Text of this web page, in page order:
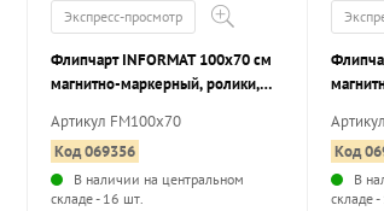
Экспресс-просмотр
Флипчарт INFORMAT 100х70 см
магнитно-маркерный, ролики,
Артикул FM100x70
Код 069356
В наличии на центральном
складе - 16 шт.
Код
В
складе